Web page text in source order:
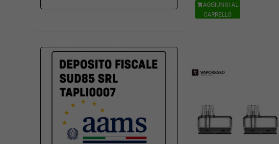
AGGIUNGI AL
CARRELLO